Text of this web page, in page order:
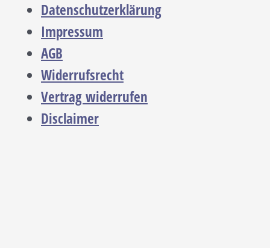
Datenschutzerklärung
Impressum
AGB
Widerrufsrecht
Vertrag widerrufen
Disclaimer